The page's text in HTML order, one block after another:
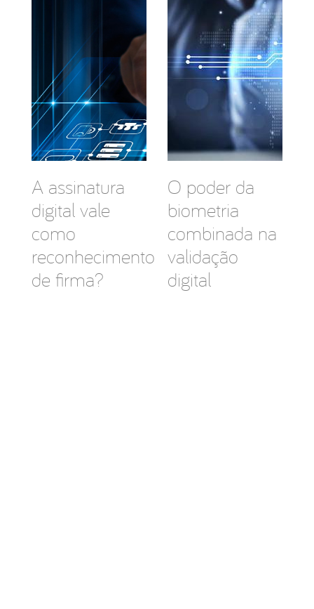
A assinatura
digital vale
como
reconhecimento
de firma?
O poder da
biometria
combinada na
validação
digital